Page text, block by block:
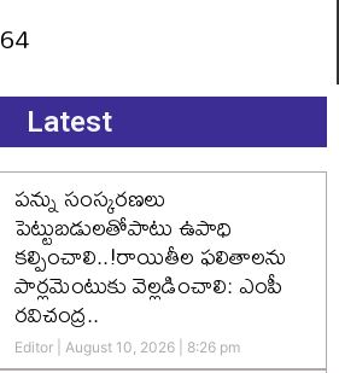
64
Latest
పన్ను సంస్కరణలు
పెట్టుబడులతోపాటు ఉపాధి
కల్పించాలి..!రాయితీల ఫలితాలను
పార్లమెంటుకు వెల్లడించాలి: ఎంపీ
రవిచంద్ర..
Editor August 10, 2026 8:26 pm